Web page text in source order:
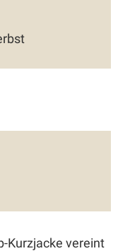
Kurzjacke vereint